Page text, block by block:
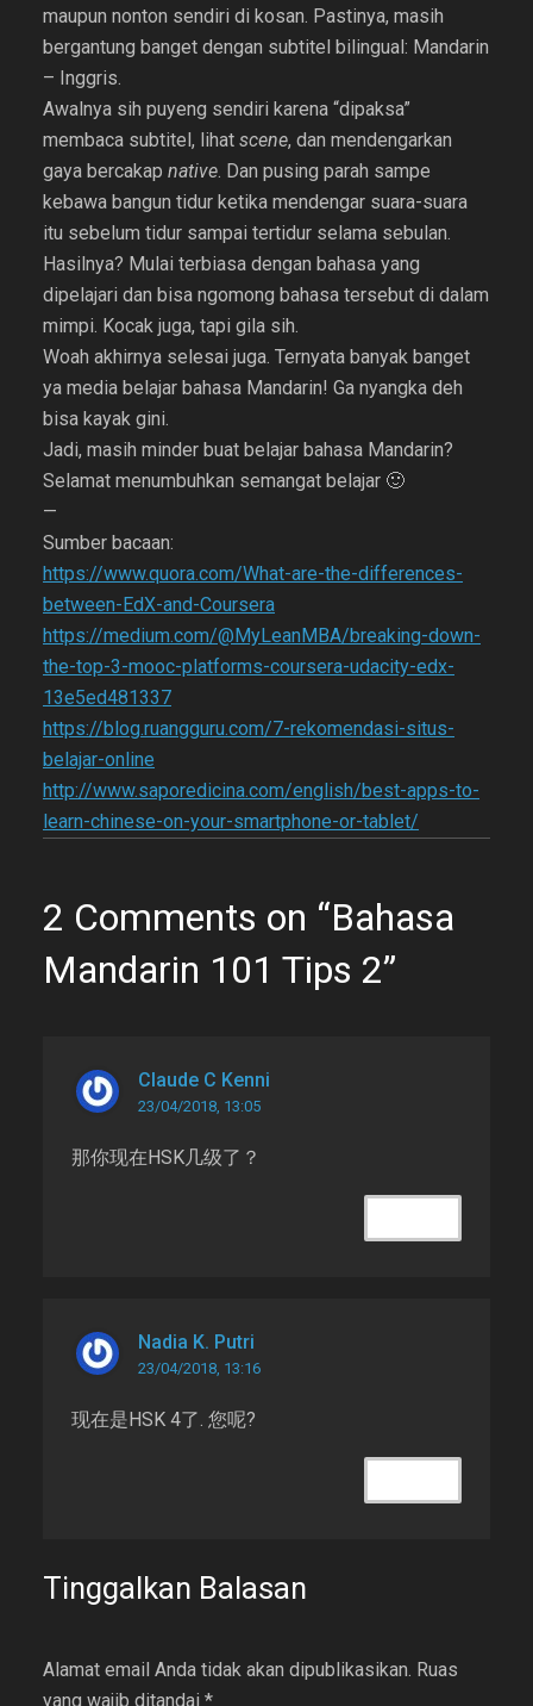
maupun nonton sendiri di kosan. Pastinya, masih
bergantung banget dengan subtitel bilingual: Mandarin
– Inggris.
Awalnya sih puyeng sendiri karena “dipaksa”
membaca subtitel, lihat scene, dan mendengarkan
gaya bercakap native . Dan pusing parah sampe
kebawa bangun tidur ketika mendengar suara-suara
itu sebelum tidur sampai tertidur selama sebulan.
Hasilnya? Mulai terbiasa dengan bahasa yang
dipelajari dan bisa ngomong bahasa tersebut di dalam
mimpi. Kocak juga, tapi gila sih.
Woah akhirnya selesai juga. Ternyata banyak banget
ya media belajar bahasa Mandarin! Ga nyangka deh
bisa kayak gini.
Jadi, masih minder buat belajar bahasa Mandarin?
Selamat menumbuhkan semangat belajar 🙂
—
Sumber bacaan:
https://www.quora.com/What-are-the-differences-
between-EdX-and-Coursera
https://medium.com/@MyLeanMBA/breaking-down-
the-top-3-mooc-platforms-coursera-udacity-edx-
13e5ed481337
https://blog.ruangguru.com/7-rekomendasi-situs-
belajar-online
http://www.saporedicina.com/english/best-apps-to-
learn-chinese-on-your-smartphone-or-tablet/
2 Comments on “Bahasa
Mandarin 101 Tips 2”
Claude C Kenni
23/04/2018, 13:05
那你现在HSK几级了？
Nadia K. Putri
23/04/2018, 13:16
现在是HSK 4了. 您呢?
Tinggalkan Balasan
Alamat email Anda tidak akan dipublikasikan. Ruas
yang wajib ditandai *